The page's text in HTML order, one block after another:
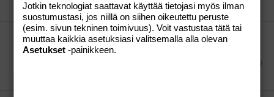
Osio:Aihe vapaa
Joko on joulu siivottu pois?
Tänään lähti täältä.
Viestiä: 30
Jotkin teknologiat saattavat käyttää tietojasi myös ilman
suostumustasi, jos niillä on siihen oikeutettu peruste
(esim. sivun tekninen toimivuus). Voit vastustaa tätä tai
muuttaa kaikkia asetuksiasi valitsemalla alla olevan
Asetukset -painikkeen.